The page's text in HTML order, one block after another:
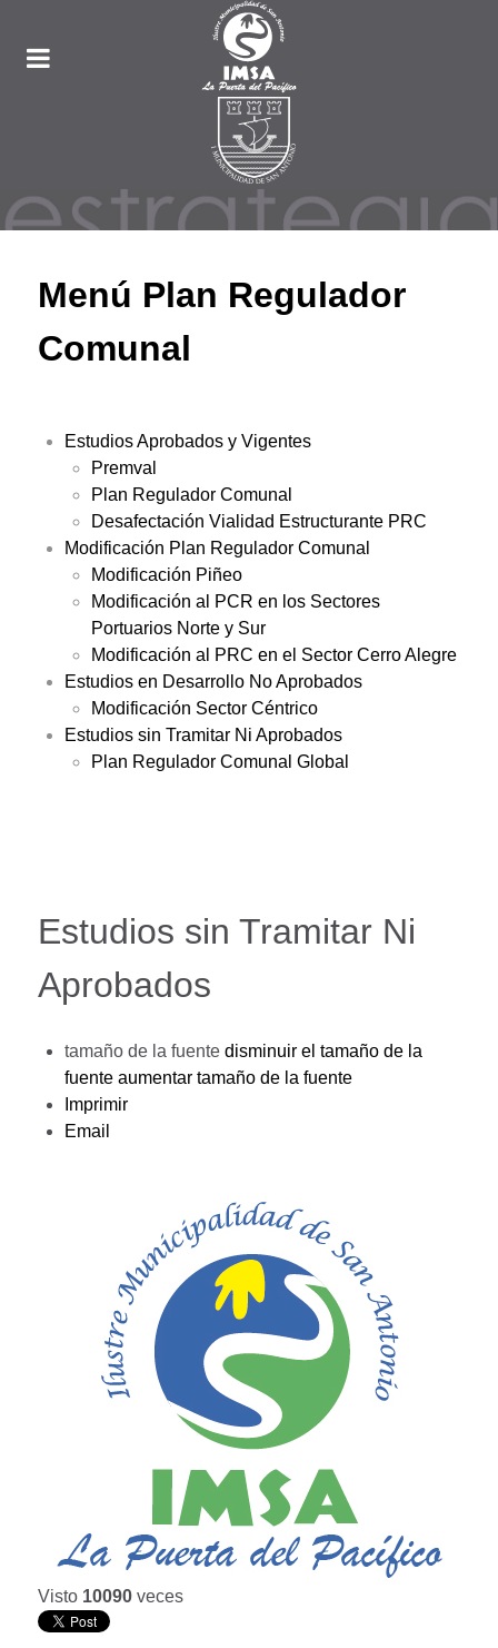
Menú Plan Regulador
Comunal
Estudios Aprobados y Vigentes
Premval
Plan Regulador Comunal
Desafectación Vialidad Estructurante PRC
Modificación Plan Regulador Comunal
Modificación Piñeo
Modificación al PCR en los Sectores
Portuarios Norte y Sur
Modificación al PRC en el Sector Cerro Alegre
Estudios en Desarrollo No Aprobados
Modificación Sector Céntrico
Estudios sin Tramitar Ni Aprobados
Plan Regulador Comunal Global
Estudios sin Tramitar Ni
Aprobados
tamaño de la fuente disminuir el tamaño de la
fuente aumentar tamaño de la fuente
Imprimir
Email
Visto 10090 veces